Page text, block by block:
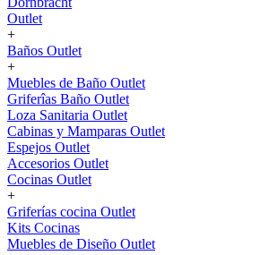
Outlet
+
Baños Outlet
+
Muebles de Baño Outlet
Griferîas Baño Outlet
Loza Sanitaria Outlet
Cabinas y Mamparas Outlet
Espejos Outlet
Accesorios Outlet
Cocinas Outlet
+
Griferías cocina Outlet
Kits Cocinas
Muebles de Diseño Outlet